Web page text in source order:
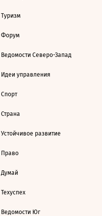
Туризм
Форум
Ведомости Северо-Запад
Идеи управления
Спорт
Страна
Устойчивое развитие
Право
Думай
Техуспех
Ведомости Юг